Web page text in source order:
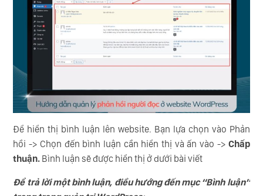
Để hiển thị bình luận lên website. Bạn lựa chọn vào Phản
hồi -> Chọn đến bình luận cần hiển thị và ấn vào ->Chấp
thuận. Bình luận sẽ được hiển thị ở dưới bài viết
Để trả lời một bình luận, điều hướng đến mục “Bình luận”